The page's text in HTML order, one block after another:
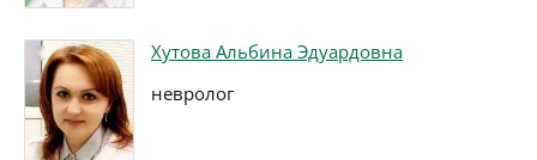
Хутова Альбина Эдуардовна
невролог